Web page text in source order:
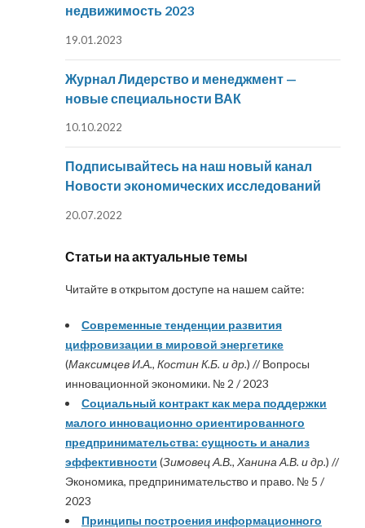
недвижимость 2023
19.01.2023
Журнал Лидерство и менеджмент —
новые специальности ВАК
10.10.2022
Подписывайтесь на наш новый канал
Новости экономических исследований
20.07.2022
Статьи на актуальные темы
Читайте в открытом доступе на нашем сайте:
Современные тенденции развития
цифровизации в мировой энергетике
(Максимцев И.А., Костин К.Б. и др.) // Вопросы
инновационной экономики. № 2 / 2023
Социальный контракт как мера поддержки
малого инновационно ориентированного
предпринимательства: сущность и анализ
эффективности (Зимовец А.В., Ханина А.В. и др.) //
Экономика, предпринимательство и право. № 5 /
2023
Принципы построения информационного